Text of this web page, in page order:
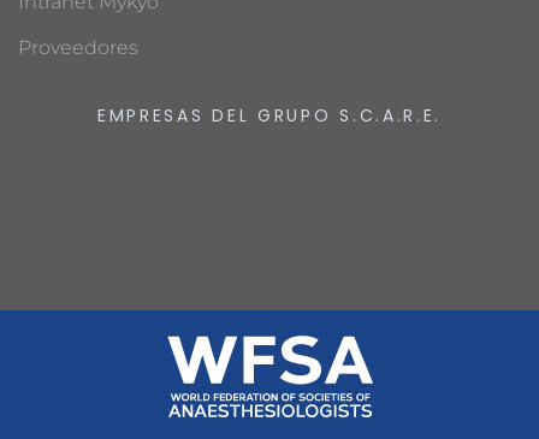
Proveedores
EMPRESAS DEL GRUPO S.C.A.R.E.